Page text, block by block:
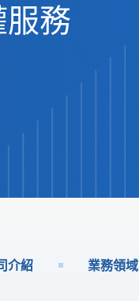
務
介紹 業務領域